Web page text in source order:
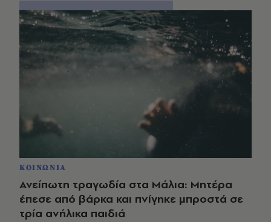
ΚΟΙΝΩΝΙΑ
Ανείπωτη τραγωδία στα Μάλια: Μητέρα
έπεσε από βάρκα και πνίγηκε μπροστά σε
τρία ανήλικα παιδιά